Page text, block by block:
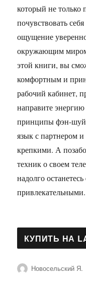
который не только
почувствовать
ощущение
окружающим
этой книги, вы
комфортным и
рабочий кабинет,
направите
принципы фэн-шуй
язык с партнером и
крепкими. А
техник о своем
надолго
привлекательными.
Автор
Новосельский Я.